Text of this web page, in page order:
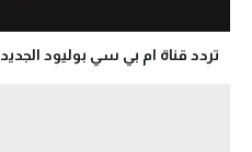
تردد قناة ام بي سي بوليود الجديد 2026 على نايل سات